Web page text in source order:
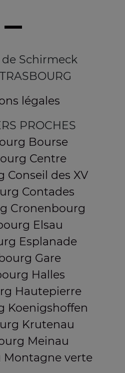
Schirmeck
légales
PROCHES
Bourse
Centre
Conseil des XV
Contades
Cronenbourg
Elsau
Esplanade
Gare
Halles
Hautepierre
Koenigshoffen
Krutenau
Meinau
Montagne verte